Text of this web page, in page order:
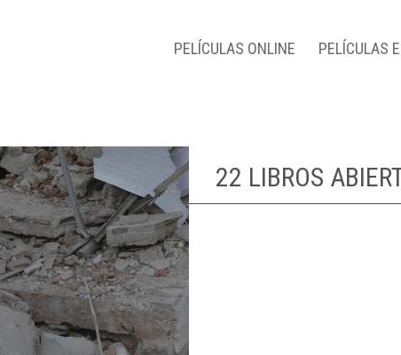
PELÍCULAS ONLINE PELÍCULAS
22 LIBROS